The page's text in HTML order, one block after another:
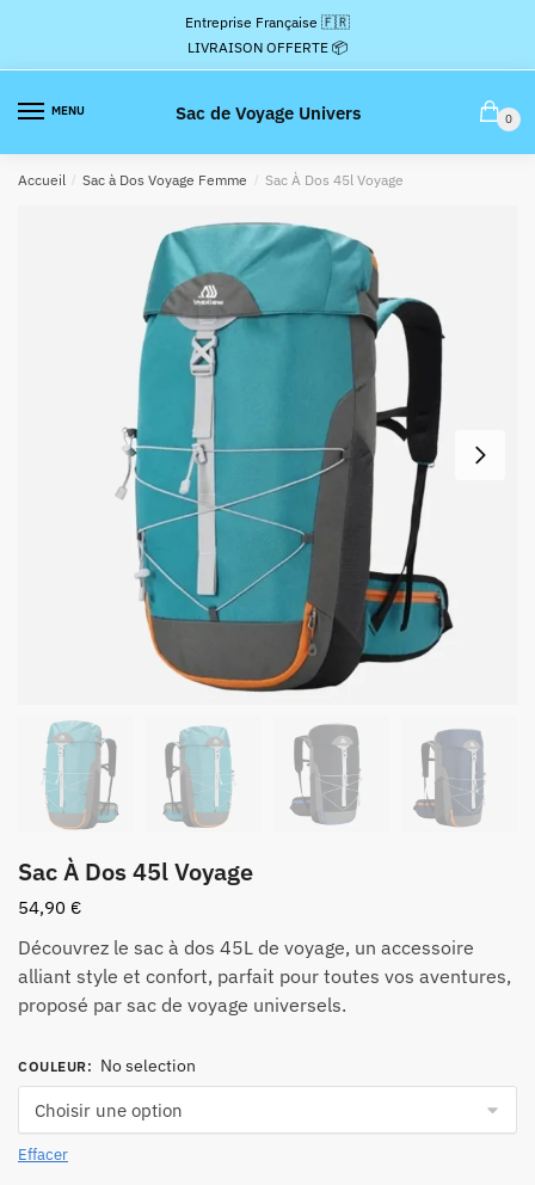
la
navigation
contenu
Entreprise Française 🇫🇷
LIVRAISON OFFERTE 📦
MENU Sac de Voyage Univers 0
Accueil / Sac à Dos Voyage Femme / Sac À Dos 45l Voyage
Sac À Dos 45l Voyage
54,90 €
Découvrez le sac à dos 45L de voyage, un accessoire
alliant style et confort, parfait pour toutes vos aventures,
proposé par sac de voyage universels.
COULEUR: No selection
Effacer